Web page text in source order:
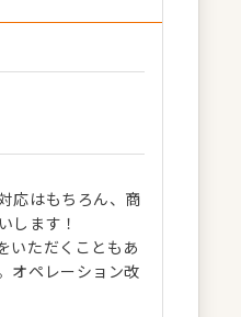
応はもちろん、商
します！
いただくこともあ
オペレーション改